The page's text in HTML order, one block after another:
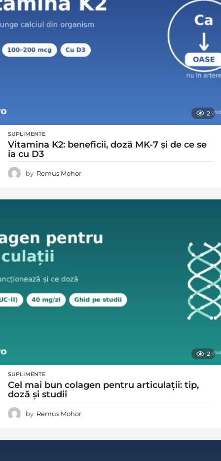
2
SUPLIMENTE
Vitamina K2: beneficii, doză MK-7 și de ce se
ia cu D3
by Remus Mohor
2
SUPLIMENTE
Cel mai bun colagen pentru articulații: tip,
doză și studii
by Remus Mohor